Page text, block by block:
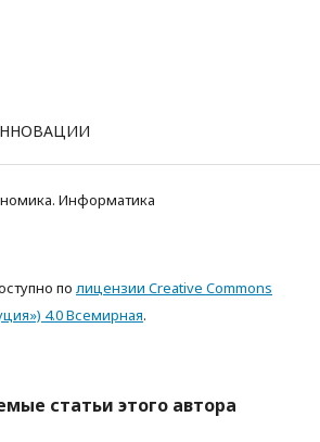
Информатика
по лицензии Creative Commons
4.0 Всемирная.
статьи этого автора